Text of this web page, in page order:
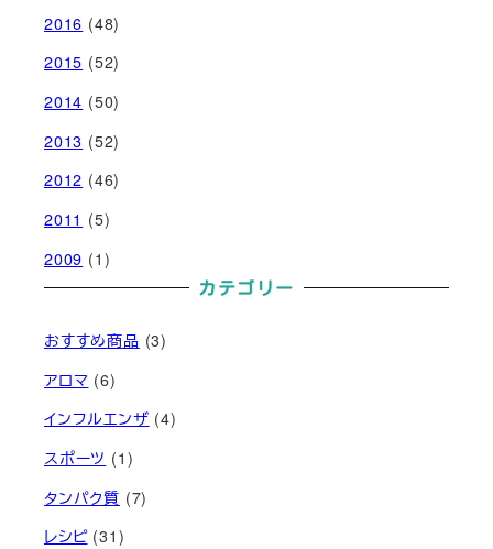
2016 (48)
2015 (52)
2014 (50)
2013 (52)
2012 (46)
2011 (5)
2009 (1)
カテゴリー
おすすめ商品 (3)
アロマ (6)
インフルエンザ (4)
スポーツ (1)
タンパク質 (7)
レシピ(31)